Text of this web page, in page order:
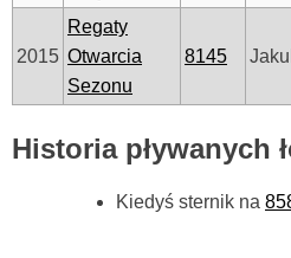
2015
Regaty
Otwarcia
Sezonu
8145
Historia pływanych
Kiedyś sternik na